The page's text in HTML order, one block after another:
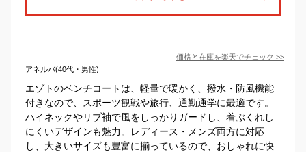
価格と在庫を楽天でチェック >>
アネルバ(40代・男性)
エゾトのベンチコートは、軽量で暖かく、撥水・防風機能
付きなので、スポーツ観戦や旅行、通勤通学に最適です。
ハイネックやリブ袖で風をしっかりガードし、着ぶくれし
にくいデザインも魅力。レディース・メンズ両方に対応
し、大きいサイズも豊富に揃っているので、おしゃれに快